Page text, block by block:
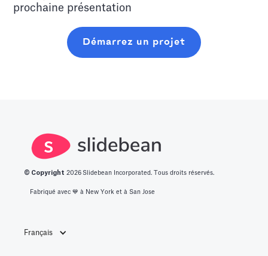
prochaine présentation
Démarrez un projet
© Copyright 2026 Slidebean Incorporated. Tous droits réservés.
Fabriqué avec 💙️ à New York et à San Jose
Français